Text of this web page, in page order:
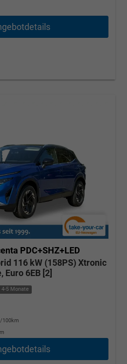
PDC+SHZ+LED
116 kW (158PS) Xtronic
6EB [2]
5 Monate
100km